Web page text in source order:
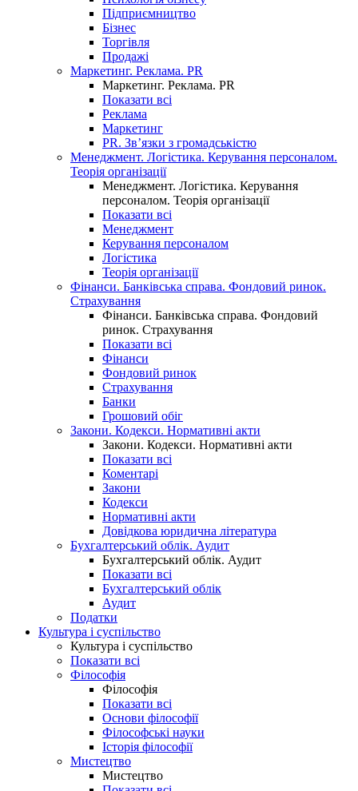
Підприємництво
Бізнес
Торгівля
Продажі
Маркетинг. Реклама. PR
Маркетинг. Реклама. PR
Показати всі
Реклама
Маркетинг
PR. Зв’язки з громадськістю
Менеджмент. Логістика. Керування персоналом.
Теорія організації
Менеджмент. Логістика. Керування
персоналом. Теорія організації
Показати всі
Менеджмент
Керування персоналом
Логістика
Теорія організації
Фінанси. Банківська справа. Фондовий ринок.
Страхування
Фінанси. Банківська справа. Фондовий
ринок. Страхування
Показати всі
Фінанси
Фондовий ринок
Страхування
Банки
Грошовий обіг
Закони. Кодекси. Нормативні акти
Закони. Кодекси. Нормативні акти
Показати всі
Коментарі
Закони
Кодекси
Нормативні акти
Довідкова юридична література
Бухгалтерський облік. Аудит
Бухгалтерський облік. Аудит
Показати всі
Бухгалтерський облік
Аудит
Податки
Культура і суспільство
Культура і суспільство
Показати всі
Філософія
Філософія
Показати всі
Основи філософії
Філософські науки
Історія філософії
Мистецтво
Мистецтво